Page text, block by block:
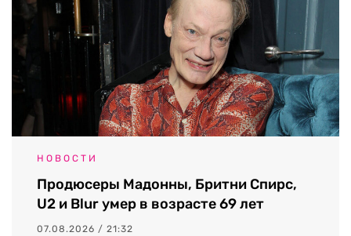
НОВОСТИ
Продюсеры Мадонны, Бритни Спирс,
U2 и Blur умер в возрасте 69 лет
07.08.2026 / 21:32